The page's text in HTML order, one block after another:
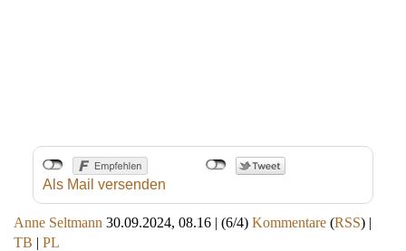
Als Mail versenden
Anne Seltmann 30.09.2024, 08.16 | (6/4) Kommentare (RSS) |
TB | PL